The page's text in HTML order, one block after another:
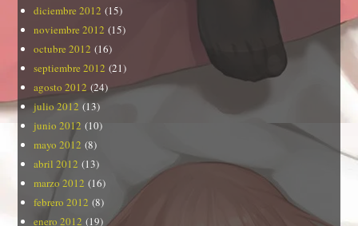
diciembre 2012 (15)
noviembre 2012 (15)
octubre 2012 (16)
septiembre 2012 (21)
agosto 2012 (24)
julio 2012 (13)
junio 2012 (10)
mayo 2012 (8)
abril 2012 (13)
marzo 2012 (16)
febrero 2012 (8)
enero 2012 (19)